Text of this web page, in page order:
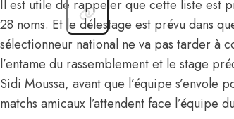
Il est utile de rappeler que cette liste est
28 noms. Et le délestage est prévu dans
sélectionneur national ne va pas tarder à
l’entame du rassemblement et le stage
Sidi Moussa, avant que l’équipe
matchs amicaux l’attendent face l’équipe